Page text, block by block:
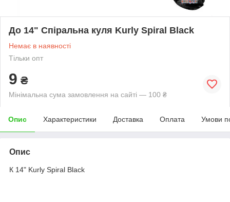
До 14" Спіральна куля Kurly Spiral Black
Немає в наявності
Тільки опт
9 ₴
Мінімальна сума замовлення на сайті — 100 ₴
Опис Характеристики Доставка Оплата Умови
Опис
К 14" Kurly Spiral Black